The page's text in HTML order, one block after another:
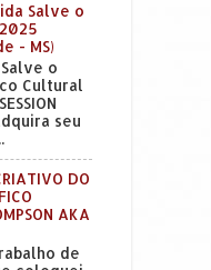
Salve o
- MS)
o
Cultural
seu
DO
AKA
de